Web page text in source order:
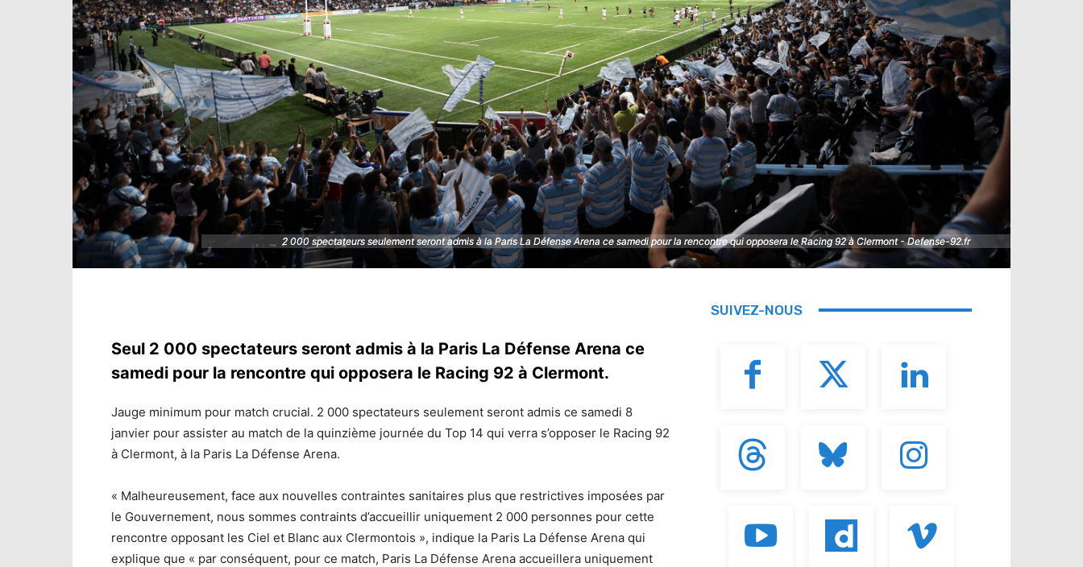
2 000 spectateurs seulement seront admis à la Paris La Défense Arena ce samedi pour la rencontre qui opposera le Racing 92 à Clermont - Defense-92.fr
2 000 spectateurs seulement seront admis à la Paris La Défense Arena ce samedi pour la rencontre qui opposera le Racing 92 à Clermont - Defense-92.fr
Seul 2 000 spectateurs seront admis à la Paris La Défense Arena ce
samedi pour la rencontre qui opposera le Racing 92 à Clermont.
Jauge minimum pour match crucial. 2 000 spectateurs seulement seront admis ce samedi 8
janvier pour assister au match de la quinzième journée du Top 14 qui verra s’opposer le Racing 92
à Clermont, à la Paris La Défense Arena.
« Malheureusement, face aux nouvelles contraintes sanitaires plus que restrictives imposées par
le Gouvernement, nous sommes contraints d’accueillir uniquement 2 000 personnes pour cette
rencontre opposant les Ciel et Blanc aux Clermontois », indique la Paris La Défense Arena qui
explique que « par conséquent, pour ce match, Paris La Défense Arena accueillera uniquement
SUIVEZ-NOUS